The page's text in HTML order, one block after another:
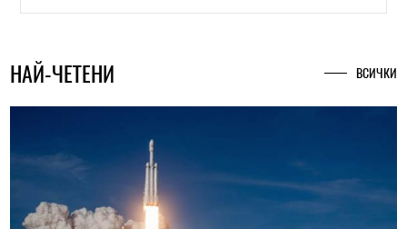
НАЙ-ЧЕТЕНИ ВСИЧКИ